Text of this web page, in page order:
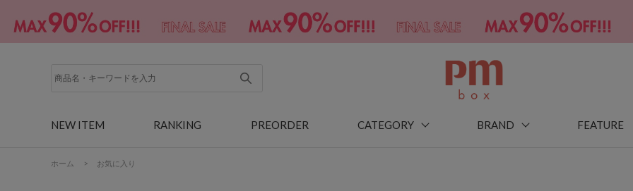
NEW ITEM RANKING PREORDER CATEGORY BRAND FEATURE
ホーム > お気に入り